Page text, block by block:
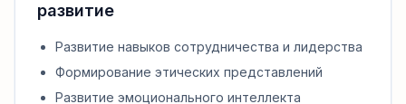
развитие
Развитие навыков сотрудничества и лидерства
Формирование этических представлений
Развитие эмоционального интеллекта